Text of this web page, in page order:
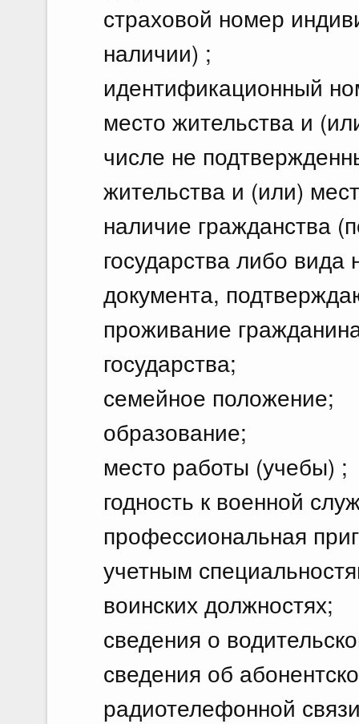
страховой номер
наличии) ;
идентификационный
место жительства и
числе не
жительства и (или)
наличие гражданства
государства либо вида
документа,
проживание
государства;
семейное положение;
образование;
место работы (учебы) ;
годность к военной
профессиональная
учетным
воинских должностях;
сведения о
сведения об
радиотелефонной